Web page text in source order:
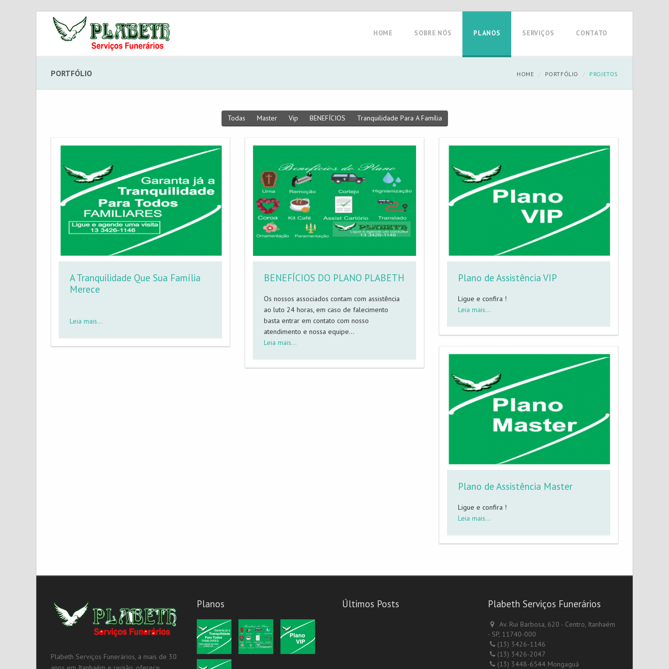
HOME SOBRE NÓS PLANOS SERVIÇOS CONTATO
PORTFÓLIO HOME PORTFÓLIO PROJETOS
Todas Master Vip BENEFÍCIOS Tranquilidade Para A Família
A Tranquilidade Que Sua Família
Merece
Leia mais...
BENEFÍCIOS DO PLANO PLABETH
Os nossos associados contam com assistência
ao luto 24 horas, em caso de falecimento
basta entrar em contato com nosso
atendimento e nossa equipe...
Leia mais...
Plano de Assistência VIP
Ligue e confira !
Leia mais...
Plano de Assistência Master
Ligue e confira !
Leia mais...
Plabeth Serviços Funerários, a mais de 30
Planos Últimos Posts Plabeth Serviços Funerários
Av. Rui Barbosa, 620 - Centro, Itanhaém
- SP, 11740-000
(13) 3426-1146
(13) 3426-2047
(13) 3448-6544 Mongaguá